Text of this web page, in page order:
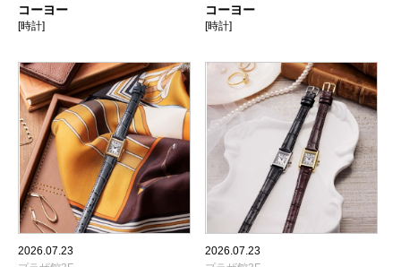
コーヨー
[時計]
コーヨー
[時計]
2026.07.23
2026.07.23